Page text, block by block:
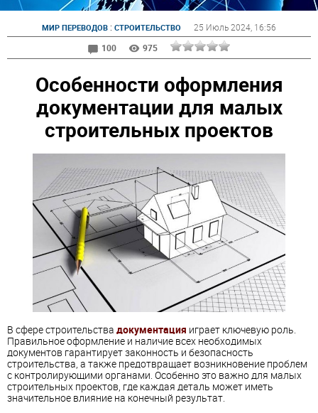
МИР ПЕРЕВОДОВ : СТРОИТЕЛЬСТВО 25 Июль 2024 , 16:56
100
975
Особенности оформления
документации для малых
строительных проектов
В сфере строительства документация играет ключевую роль.
Правильное оформление и наличие всех необходимых
документов гарантирует законность и безопасность
строительства, а также предотвращает возникновение проблем
с контролирующими органами. Особенно это важно для малых
строительных проектов, где каждая деталь может иметь
значительное влияние на конечный результат.